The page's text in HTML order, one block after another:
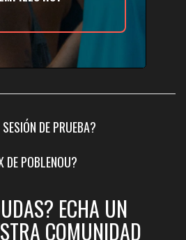
DE PRUEBA?
DE POBLENOU?
ECHA UN
COMUNIDAD